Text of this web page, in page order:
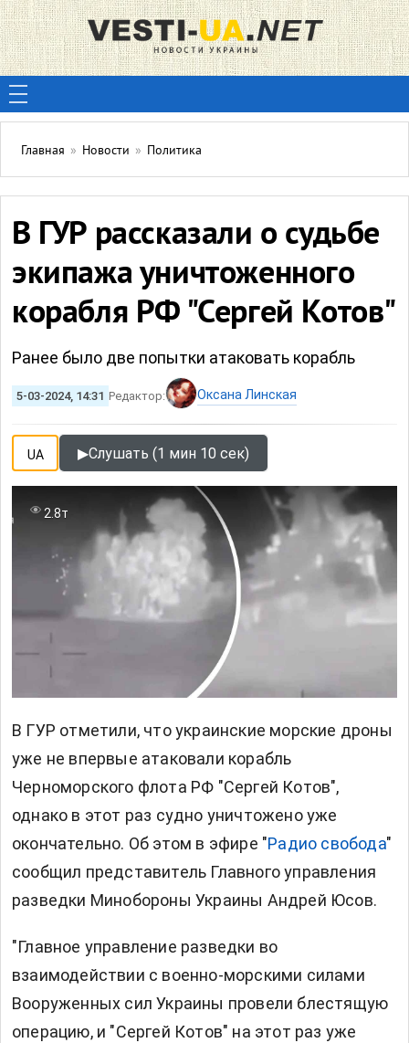
Главная » Новости » Политика
В ГУР рассказали о судьбе
экипажа уничтоженного
корабля РФ "Сергей Котов"
Ранее было две попытки атаковать корабль
5-03-2024, 14:31 Редактор: Оксана Линская
UA ▶Слушать (1 мин 10 сек)
2.8т
В ГУР отметили, что украинские морские дроны
уже не впервые атаковали корабль
Черноморского флота РФ "Сергей Котов",
однако в этот раз судно уничтожено уже
окончательно. Об этом в эфире "Радио свобода"
сообщил представитель Главного управления
разведки Минобороны Украины Андрей Юсов.
"Главное управление разведки во
взаимодействии с военно-морскими силами
Вооруженных сил Украины провели блестящую
операцию, и "Сергей Котов" на этот раз уже